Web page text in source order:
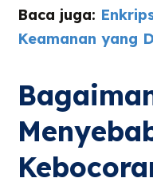
Baca juga:
Keamanan yang